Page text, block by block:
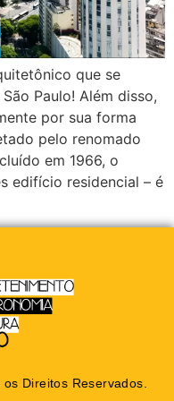
que se
Paulo! Além disso,
por sua forma
pelo renomado
em 1966, o
edifício residencial – é
Direitos Reservados.